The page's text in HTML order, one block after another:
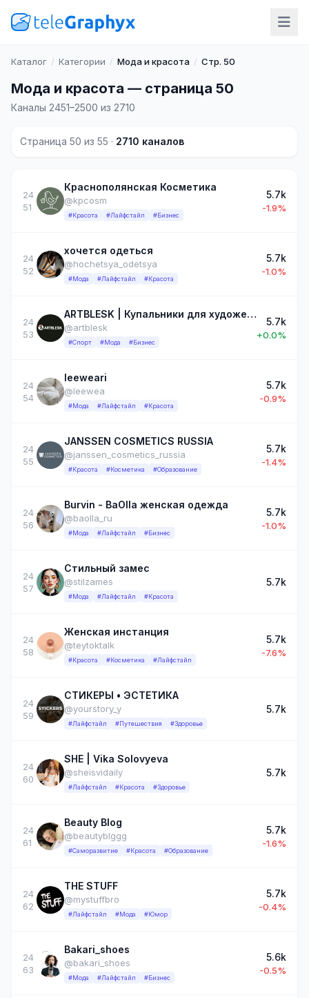
Каталог / Категории / Мода и красота / Стр. 50
Мода и красота — страница 50
Каналы 2451–2500 из 2710
Страница 50 из 55 · 2710 каналов
24
51
Краснополянская Косметика
@kpcosm
#Красота #Лайфстайл #Бизнес
5.7k
-1.9%
24
52
хочется одеться
@hochetsya_odetsya
#Мода #Лайфстайл #Красота
5.7k
-1.0%
24
53
ARTBLESK | Купальники для художественной гимнастики | Акробатики | Платья для фигурного катания
@artblesk
#Спорт #Мода #Бизнес
5.7k
+0.0%
24
54
leeweari
@leewea
#Мода #Лайфстайл #Красота
5.7k
-0.9%
24
55
JANSSEN COSMETICS RUSSIA
@janssen_cosmetics_russia
#Красота #Косметика #Образование
5.7k
-1.4%
24
56
Burvin - BaOlla женская одежда
@baolla_ru
#Мода #Лайфстайл #Бизнес
5.7k
-1.0%
24
57
Стильный замес
@stilzames
#Мода #Лайфстайл #Красота
5.7k
24
58
Женская инстанция
@teytoktalk
#Красота #Косметика #Лайфстайл
5.7k
-7.6%
24
59
СТИКЕРЫ • ЭСТЕТИКА
@yourstory_y
#Лайфстайл #Путешествия #Здоровье
5.7k
24
60
SHE | Vika Solovyeva
@sheisvidaily
#Лайфстайл #Красота #Здоровье
5.7k
24
61
Beauty Blog
@beautyblggg
#Саморазвитие #Красота #Образование
5.7k
-1.6%
24
62
THE STUFF
@mystuffbro
#Лайфстайл #Мода #Юмор
5.7k
-0.4%
24
63
Bakari_shoes
@bakari_shoes
#Мода #Лайфстайл #Бизнес
5.6k
-0.5%